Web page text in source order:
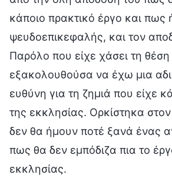
κάποιο πρακτικό έργο και πως
ψευδοεπικεφαλής, και τον
Παρόλο που είχε χάσει τη θέση
εξακολουθούσα να έχω μια
ευθύνη για τη ζημιά που είχε
της εκκλησίας. Ορκίστηκα
δεν θα ήμουν ποτέ ξανά ένας
πως θα δεν εμπόδιζα πια το
εκκλησίας.